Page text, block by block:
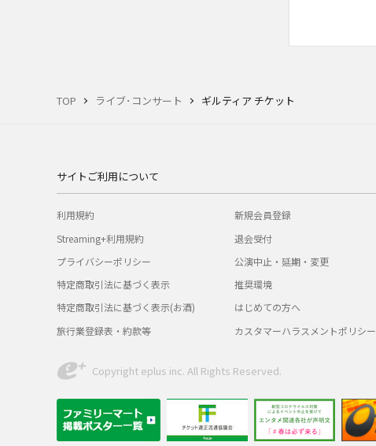
TOP ライブ･コンサート ギルティア チケット
サイトご利用について
利用規約
Streaming+利用規約
プライバシーポリシー
特定商取引法に基づく表示
特定商取引法に基づく表示(お酒)
旅行業登録表・約款等
新規会員登録
退会受付
公演中止・延期・変更
推奨環境
はじめての方へ
カスタマーハラスメントポリシー
Copyright eplus inc. All Rights Reserved.